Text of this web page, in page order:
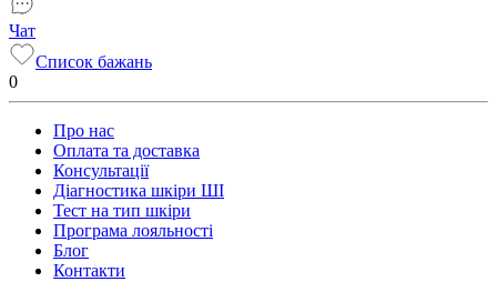
Чат
Список бажань
0
Про нас
Оплата та доставка
Консультації
Діагностика шкіри ШІ
Тест на тип шкіри
Програма лояльності
Блог
Контакти